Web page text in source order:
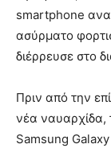
smartphone
ασύρματο
διέρρευσε στο
Πριν από την
νέα ναυαρχίδα,
Samsung Galaxy